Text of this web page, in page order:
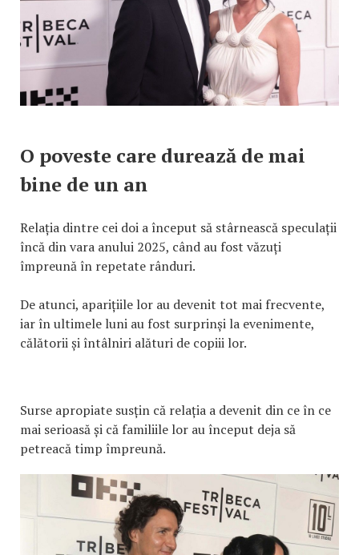
O poveste care durează de mai
bine de un an
Relația dintre cei doi a început să stârnească speculații
încă din vara anului 2025, când au fost văzuți
împreună în repetate rânduri.
De atunci, aparițiile lor au devenit tot mai frecvente,
iar în ultimele luni au fost surprinși la evenimente,
călătorii și întâlniri alături de copiii lor.
Surse apropiate susțin că relația a devenit din ce în ce
mai serioasă și că familiile lor au început deja să
petreacă timp împreună.